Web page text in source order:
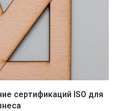
сертификаций ISO для